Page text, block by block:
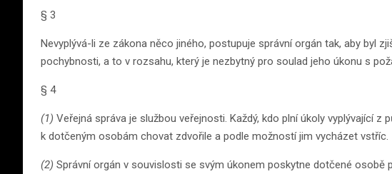
§ 3
Nevyplývá-li ze zákona něco jiného, postupuje správní orgán tak, aby byl
pochybnosti, a to v rozsahu, který je nezbytný pro soulad jeho úkonu s
§ 4
(1) Veřejná správa je službou veřejnosti. Každý, kdo plní úkoly vyplývající
k dotčeným osobám chovat zdvořile a podle možností jim vycházet vstříc.
(2) Správní orgán v souvislosti se svým úkonem poskytne dotčené osobě